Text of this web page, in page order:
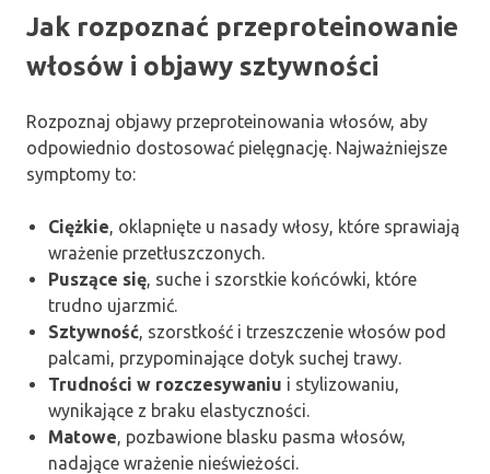
Jak rozpoznać przeproteinowanie
włosów i objawy sztywności
Rozpoznaj objawy przeproteinowania włosów, aby
odpowiednio dostosować pielęgnację. Najważniejsze
symptomy to:
Ciężkie, oklapnięte u nasady włosy, które sprawiają
wrażenie przetłuszczonych.
Puszące się, suche i szorstkie końcówki, które
trudno ujarzmić.
Sztywność, szorstkość i trzeszczenie włosów pod
palcami, przypominające dotyk suchej trawy.
Trudności w rozczesywaniu i stylizowaniu,
wynikające z braku elastyczności.
Matowe, pozbawione blasku pasma włosów,
nadające wrażenie nieświeżości.